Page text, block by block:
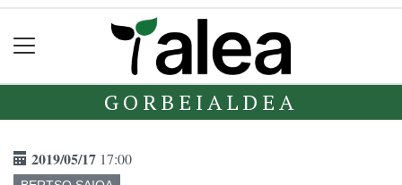
GORBEIALDEA
2019/05/17 17:00